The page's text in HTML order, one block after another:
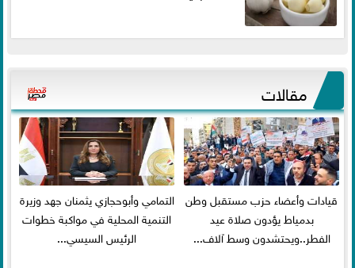
مقالات
قيادات وأعضاء حزب مستقبل وطن
بدمياط يؤدون صلاة عيد
الفطر..ويحتشدون وسط آلاف...
التمامي وأبوحجازي يثمنان جهد وزيرة
التنمية المحلية في مواكبة خطوات
الرئيس السيسي...